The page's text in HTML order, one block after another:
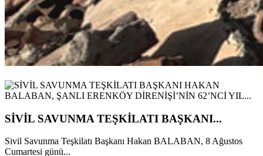
SİVİL SAVUNMA TEŞKİLATI BAŞKANI...
Sivil Savunma Teşkilatı Başkanı Hakan BALABAN, 8 Ağustos
Cumartesi günü...